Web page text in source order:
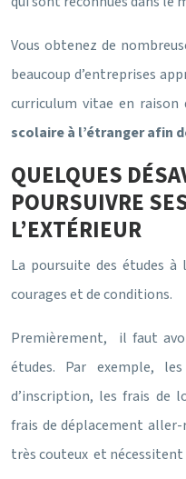
Vous obtenez de
beaucoup d’entreprises
curriculum vitae en raison
scolaire à l’étranger afin
QUELQUES
POURSUIVRE
L’EXTÉRIEUR
La poursuite des études à
courages et de conditions.
Premièrement, il faut
études. Par exemple,
d’inscription, les frais de
frais de déplacement
très couteux et